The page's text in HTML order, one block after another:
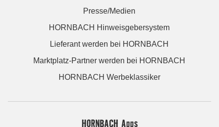
Presse/Medien
HORNBACH Hinweisgebersystem
Lieferant werden bei HORNBACH
Marktplatz-Partner werden bei HORNBACH
HORNBACH Werbeklassiker
HORNBACH Apps